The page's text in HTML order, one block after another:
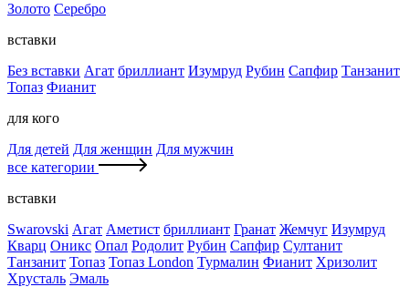
Золото Серебро
вставки
Без вставки Агат бриллиант Изумруд Рубин Сапфир Танзанит
Топаз Фианит
для кого
Для детей Для женщин Для мужчин
все категории
вставки
Swarovski Агат Аметист бриллиант Гранат Жемчуг Изумруд
Кварц Оникс Опал Родолит Рубин Сапфир Султанит
Танзанит Топаз Топаз London Турмалин Фианит Хризолит
Хрусталь Эмаль